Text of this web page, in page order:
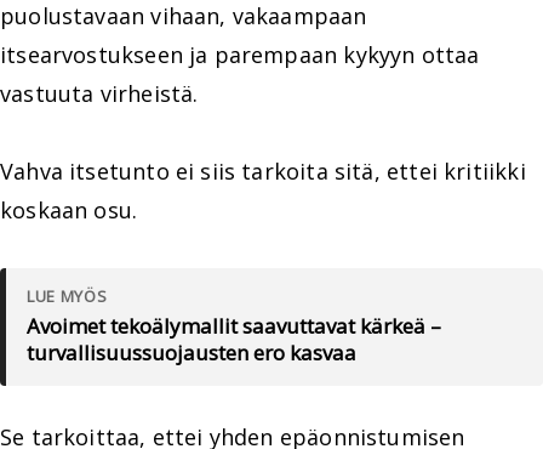
puolustavaan vihaan, vakaampaan
itsearvostukseen ja parempaan kykyyn ottaa
vastuuta virheistä.
Vahva itsetunto ei siis tarkoita sitä, ettei kritiikki
koskaan osu.
LUE MYÖS
Avoimet tekoälymallit saavuttavat kärkeä –
turvallisuussuojausten ero kasvaa
Se tarkoittaa, ettei yhden epäonnistumisen